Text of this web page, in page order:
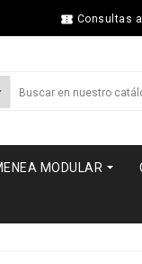
 Consultas
MODULAR 